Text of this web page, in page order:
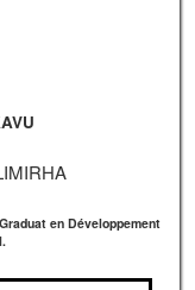
en Développement